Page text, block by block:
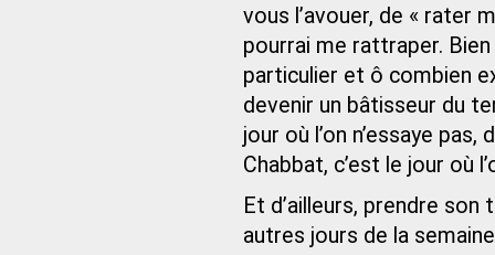
vous l’avouer, de « rater
pourrai me rattraper.
particulier et ô combien
devenir un bâtisseur du
jour où l’on n’essaye
Chabbat, c’est le jour où
Et d’ailleurs, prendre
autres jours de la